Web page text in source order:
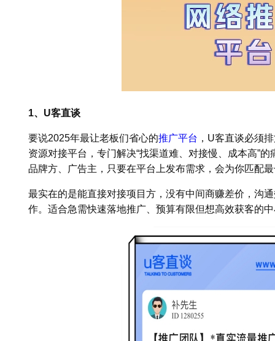
1、U客直谈
要说2025年最让老板们省心的推广平台 ，U客直谈必须
资源对接平台，专门解决“找渠道难、对接慢、成本高”
品牌方、广告主，只要在平台上发布需求，会为你匹配
最实在的是能直接对接项目方，没有中间商赚差价，沟
作。适合急需快速落地推广、预算有限但想高效获客的